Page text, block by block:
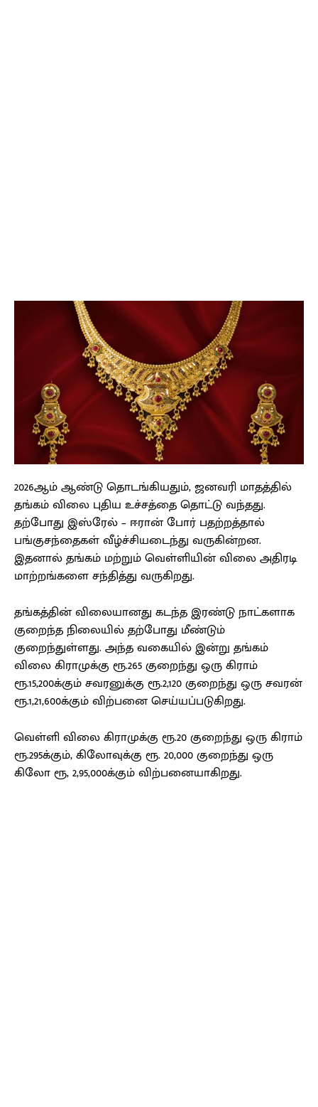
2026ஆம் ஆண்டு தொடங்கியதும், ஜனவரி மாதத்தில்
தங்கம் விலை புதிய உச்சத்தை தொட்டு வந்தது.
தற்போது இஸ்ரேல் – ஈரான் போர் பதற்றத்தால்
பங்குசந்தைகள் வீழ்ச்சியடைந்து வருகின்றன.
இதனால் தங்கம் மற்றும் வெள்ளியின் விலை அதிரடி
மாற்றங்களை சந்தித்து வருகிறது.
தங்கத்தின் விலையானது கடந்த இரண்டு நாட்களாக
குறைந்த நிலையில் தற்போது மீண்டும்
குறைந்துள்ளது. அந்த வகையில் இன்று தங்கம்
விலை கிராமுக்கு ரூ.265 குறைந்து ஒரு கிராம்
ரூ.15,200க்கும் சவரனுக்கு ரூ.2,120 குறைந்து ஒரு சவரன்
ரூ.1,21,600க்கும் விற்பனை செய்யப்படுகிறது.
வெள்ளி விலை கிராமுக்கு ரூ.20 குறைந்து ஒரு கிராம்
ரூ.295க்கும், கிலோவுக்கு ரூ. 20,000 குறைந்து ஒரு
கிலோ ரூ, 2,95,000க்கும் விற்பனையாகிறது.